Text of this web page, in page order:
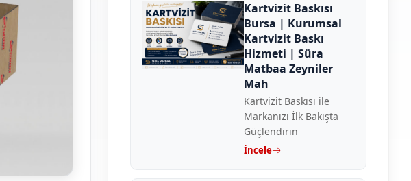
Kartvizit Baskısı
Bursa | Kurumsal
Kartvizit Baskı
Hizmeti | Süra
Matbaa Zeyniler
Mah
Kartvizit Baskısı ile
Markanızı İlk Bakışta
Güçlendirin
İncele